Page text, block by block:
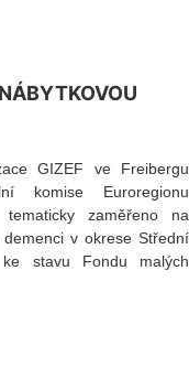
GIZEF ve Freibergu
komise Euroregionu
zaměřeno na
v okrese Střední
stavu Fondu malých